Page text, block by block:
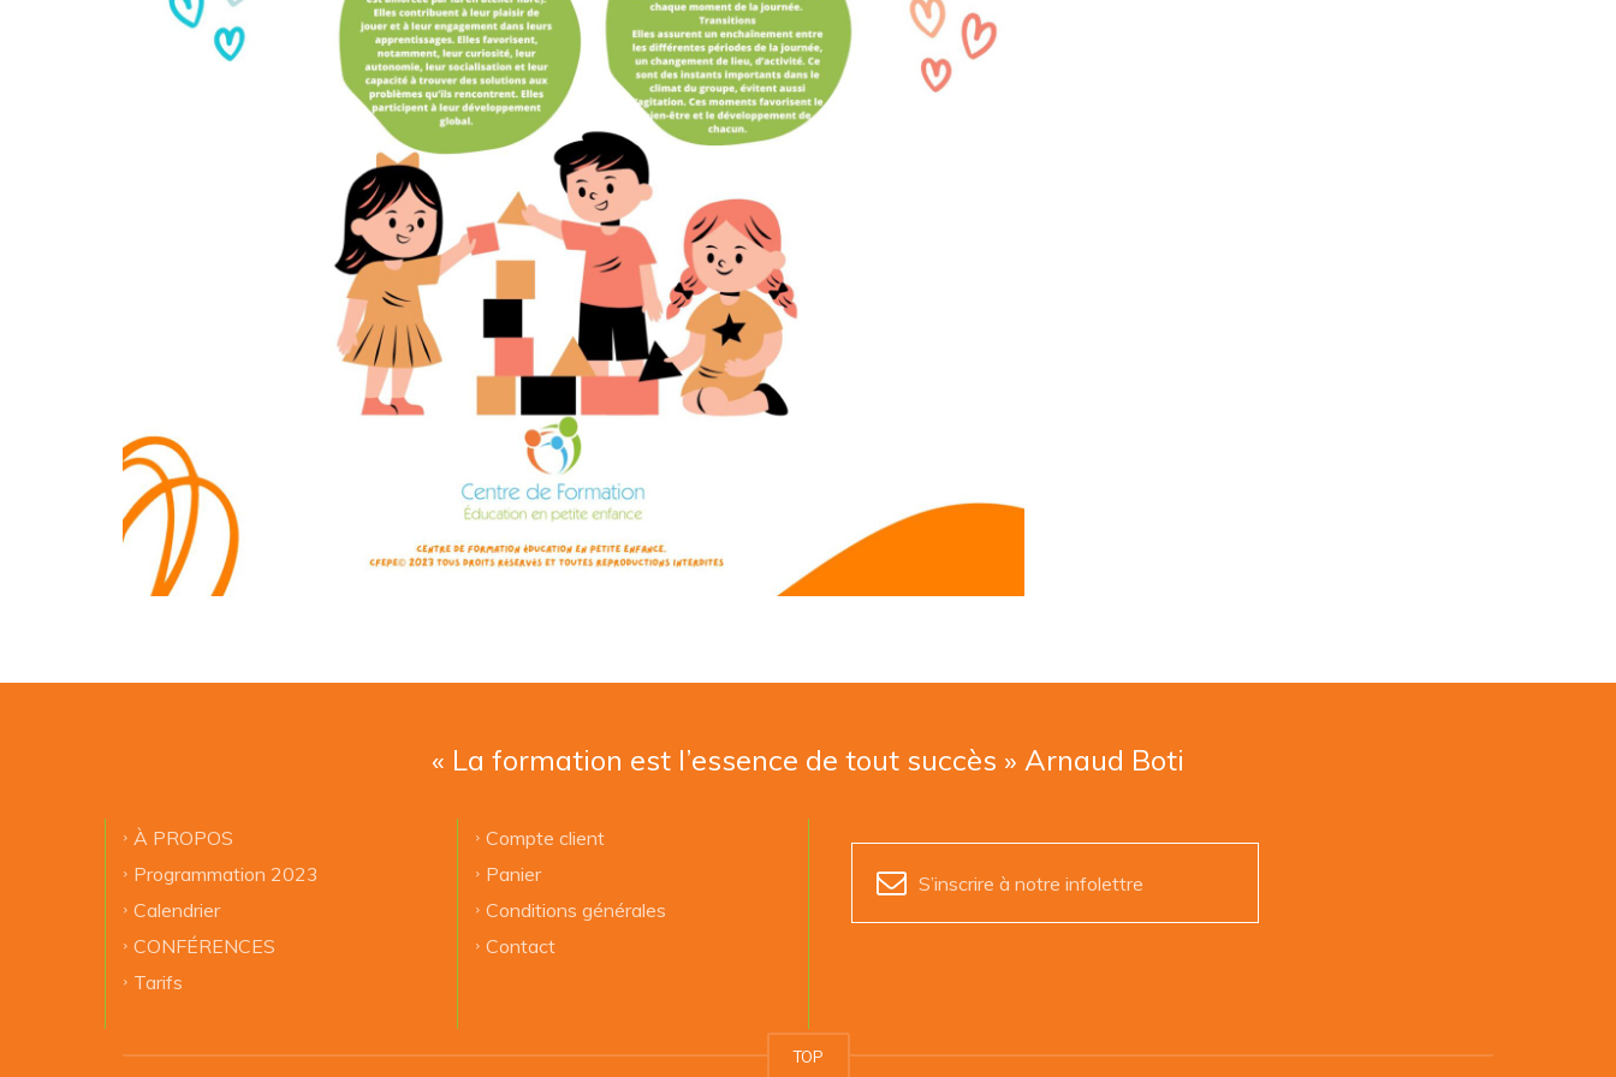
« La formation est l’essence de tout succès » Arnaud Boti
À PROPOS
Programmation 2023
Calendrier
CONFÉRENCES
Tarifs
Compte client
Panier
Conditions générales
Contact
S’inscrire à notre infolettre
TOP